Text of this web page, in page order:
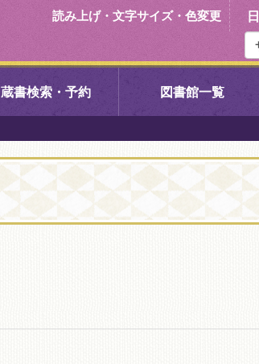
読み上げ・文字サイズ・色変更
蔵書検索・予約 図書館一覧
右京中央図書館 伏見中
左京図書館 岩倉図
こど